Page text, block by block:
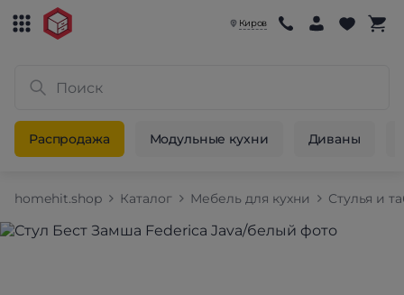
Киров
Распродажа Модульные кухни Диваны
homehit.shop Каталог Мебель для кухни Стулья и